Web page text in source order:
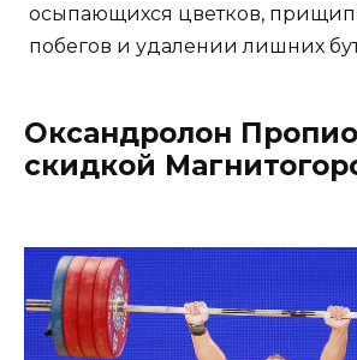
осыпающихся цветков,
побегов и удалении лишних
Оксандролон
скидкой